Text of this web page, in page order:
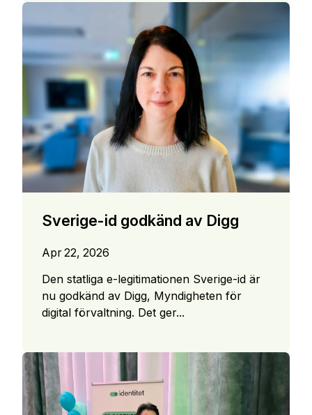
Sverige-id godkänd av Digg
Apr 22, 2026
Den statliga e-legitimationen Sverige-id är
nu godkänd av Digg, Myndigheten för
digital förvaltning. Det ger...